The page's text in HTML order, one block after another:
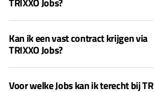
Kan ik een vast contract krijgen via
TRIXXO Jobs?
Voor welke Jobs kan ik terecht bij